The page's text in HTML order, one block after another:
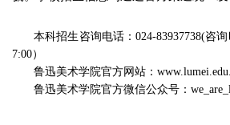
本科招生咨询电话：024-83937738(咨
7:00）
鲁迅美术学院官方网站：
鲁迅美术学院官方微信公众号：